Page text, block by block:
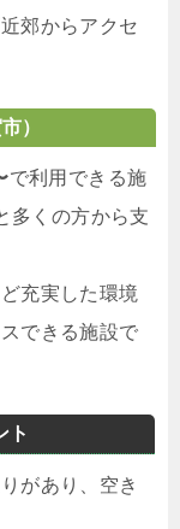
郊からアクセ
）
で利用できる施
多くの方から支
充実した環境
できる施設で
ト
があり、空き